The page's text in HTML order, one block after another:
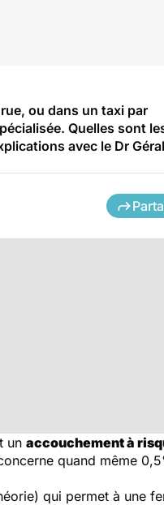
ou dans un taxi par
Quelles sont
avec le Dr
un accouchement à
quand même
qui permet à une